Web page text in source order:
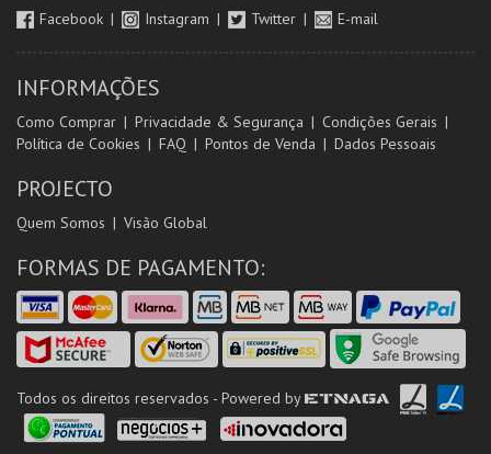
Facebook Instagram Twitter E-mail
INFORMAÇÕES
Como Comprar Privacidade & Segurança
Condições Gerais
Política de Cookies
FAQ Pontos de Venda Dados Pessoais
PROJECTO
Quem Somos Visão Global
FORMAS DE PAGAMENTO:
Todos os direitos reservados - Powered by ETNAGA